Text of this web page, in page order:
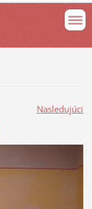
Nasledujúci